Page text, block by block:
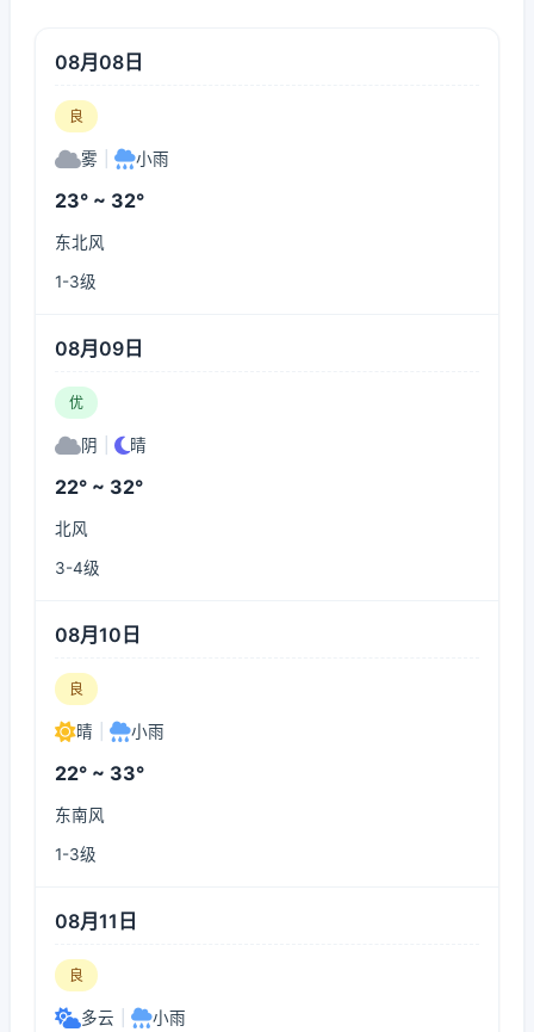
08月08日
良
雾 小雨
23° ~ 32°
东北风
1-3级
08月09日
优
阴 晴
22° ~ 32°
北风
3-4级
08月10日
良
晴 小雨
22° ~ 33°
东南风
1-3级
08月11日
良
多云 小雨